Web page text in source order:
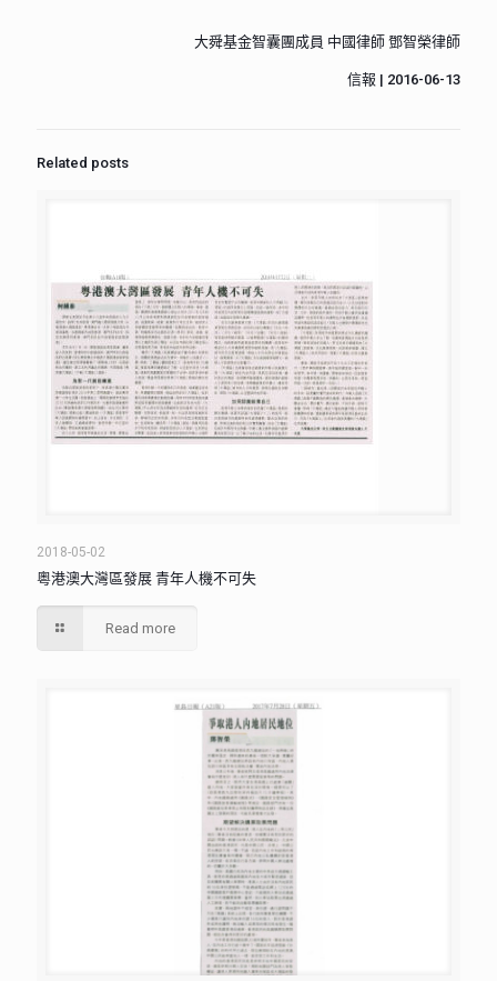
大舜基金智囊團成員 中國律師 鄧智榮律師
信報 | 2016-06-13
Related posts
2018-05-02
粵港澳大灣區發展 青年人機不可失
Read more